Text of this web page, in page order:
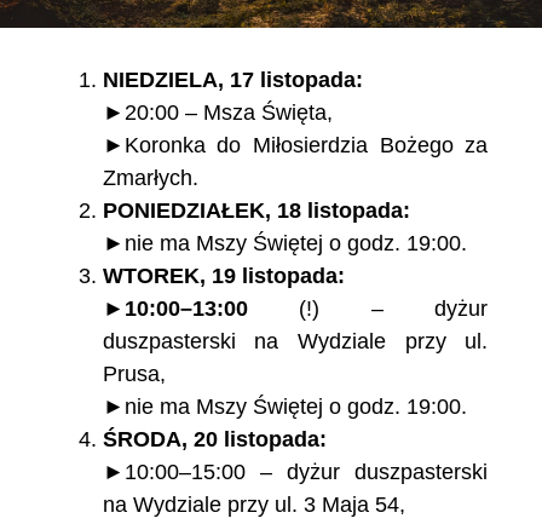
NIEDZIELA, 17 listopada:
►20:00 – Msza Święta,
►Koronka do Miłosierdzia Bożego za
Zmarłych.
PONIEDZIAŁEK, 18 listopada:
►nie ma Mszy Świętej o godz. 19:00.
WTOREK, 19 listopada:
► 10:00–13:00(!) – dyżur
duszpasterski na Wydziale przy ul.
Prusa,
►nie ma Mszy Świętej o godz. 19:00.
ŚRODA, 20 listopada:
►10:00–15:00 – dyżur duszpasterski
na Wydziale przy ul. 3 Maja 54,